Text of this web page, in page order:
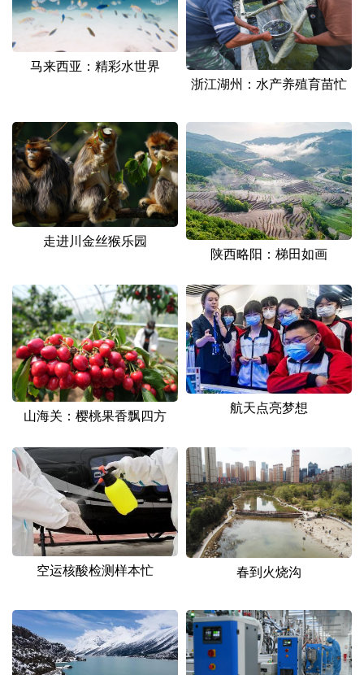
马来西亚：精彩水世界
浙江湖州：水产养殖育苗忙
走进川金丝猴乐园
陕西略阳：梯田如画
山海关：樱桃果香飘四方 航天点亮梦想
空运核酸检测样本忙 春到火烧沟